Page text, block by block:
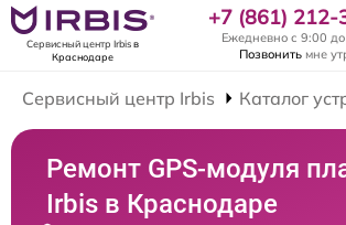
Сервисный центр Irbisв
Краснодаре
+7 (861) 212-
Ежедневно с 9:00
Позвонить мне
Сервисный центр Irbis Каталог
Ремонт GPS-модуля
Irbis в Краснодаре